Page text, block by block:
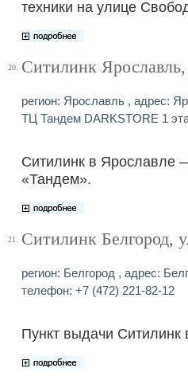
техники на улице
20. Ситилинк
регион: Ярославль , адрес:
ТЦ Тандем DARKSTORE 1
Ситилинк в Ярославле
«Тандем».
21. Ситилинк Белгород,
регион: Белгород , адрес:
телефон: +7 (472) 221-82-12
Пункт выдачи